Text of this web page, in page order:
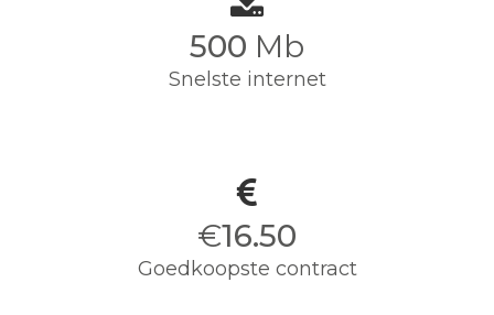
500 Mb
Snelste internet
€16.50
Goedkoopste contract